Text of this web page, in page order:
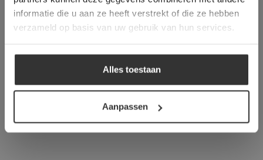
informatie die u aan ze heeft verstrekt of die ze hebben
verzameld op basis van uw gebruik van hun services.
Alles toestaan
Aanpassen
ALLES ACCEPTEREN
ALLES AFWIJZEN
DETAILS WEERGEVEN